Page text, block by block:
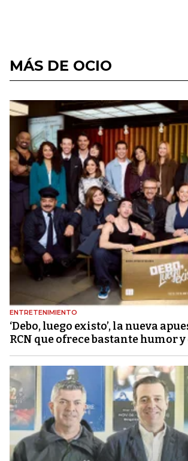
MÁS DE OCIO
ENTRETENIMIENTO
‘Debo, luego existo’, la nueva
RCN que ofrece bastante humor